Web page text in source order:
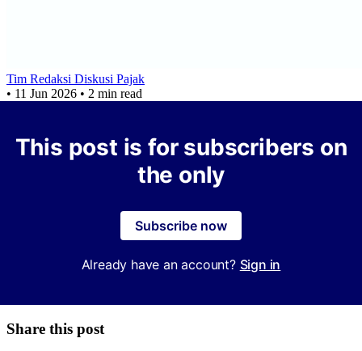
Tim Redaksi Diskusi Pajak
• 11 Jun 2026 • 2 min read
This post is for subscribers on
the only
Subscribe now
Already have an account? Sign in
Share this post